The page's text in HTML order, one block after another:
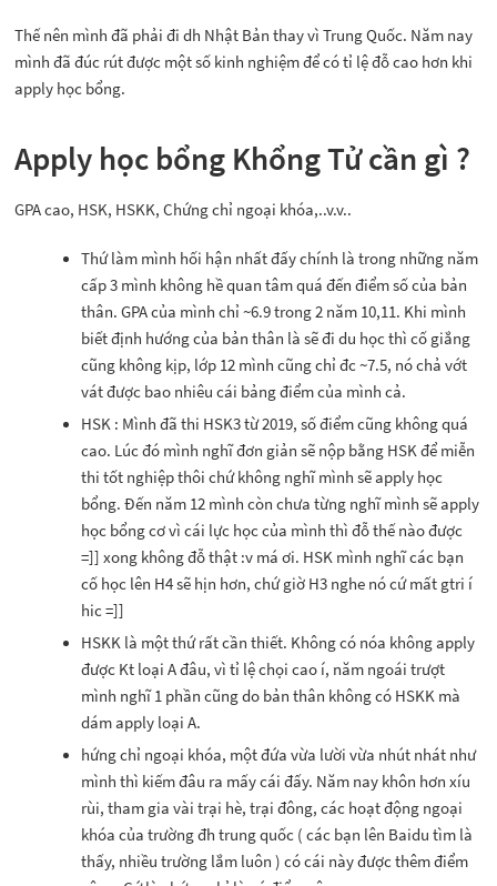
Thế nên mình đã phải đi dh Nhật Bản thay vì Trung Quốc. Năm nay
mình đã đúc rút được một số kinh nghiệm để có tỉ lệ đỗ cao hơn khi
apply học bổng.
Apply học bổng Khổng Tử cần gì ?
GPA cao, HSK, HSKK, Chứng chỉ ngoại khóa,..v.v..
Thứ làm mình hối hận nhất đấy chính là trong những năm
cấp 3 mình không hề quan tâm quá đến điểm số của bản
thân. GPA của mình chỉ ~6.9 trong 2 năm 10,11. Khi mình
biết định hướng của bản thân là sẽ đi du học thì cố giắng
cũng không kịp, lớp 12 mình cũng chỉ đc ~7.5, nó chả vớt
vát được bao nhiêu cái bảng điểm của mình cả.
HSK : Mình đã thi HSK3 từ 2019, số điểm cũng không quá
cao. Lúc đó mình nghĩ đơn giản sẽ nộp bằng HSK để miễn
thi tốt nghiệp thôi chứ không nghĩ mình sẽ apply học
bổng. Đến năm 12 mình còn chưa từng nghĩ mình sẽ apply
học bổng cơ vì cái lực học của mình thì đỗ thế nào được
=]] xong không đỗ thật :v má ơi. HSK mình nghĩ các bạn
cố học lên H4 sẽ hịn hơn, chứ giờ H3 nghe nó cứ mất gtri í
hic =]]
HSKK là một thứ rất cần thiết. Không có nóa không apply
được Kt loại A đâu, vì tỉ lệ chọi cao í, năm ngoái trượt
mình nghĩ 1 phần cũng do bản thân không có HSKK mà
dám apply loại A.
hứng chỉ ngoại khóa, một đứa vừa lười vừa nhút nhát như
mình thì kiếm đâu ra mấy cái đấy. Năm nay khôn hơn xíu
rùi, tham gia vài trại hè, trại đông, các hoạt động ngoại
khóa của trường đh trung quốc ( các bạn lên Baidu tìm là
thấy, nhiều trường lắm luôn ) có cái này được thêm điểm